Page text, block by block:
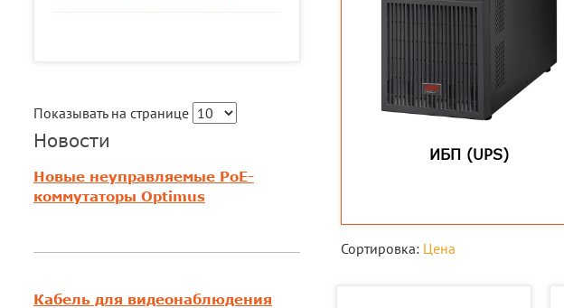
Показывать на странице
Новости
Новые неуправляемые PoE-
коммутаторы Optimus
Кабель для видеонаблюдения
ИБП (UPS)
Сортировка: Цена